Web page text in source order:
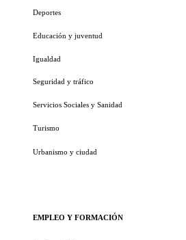
Deportes
Educación y juventud
Igualdad
Seguridad y tráfico
Servicios Sociales y Sanidad
Turismo
Urbanismo y ciudad
EMPLEO Y FORMACIÓN